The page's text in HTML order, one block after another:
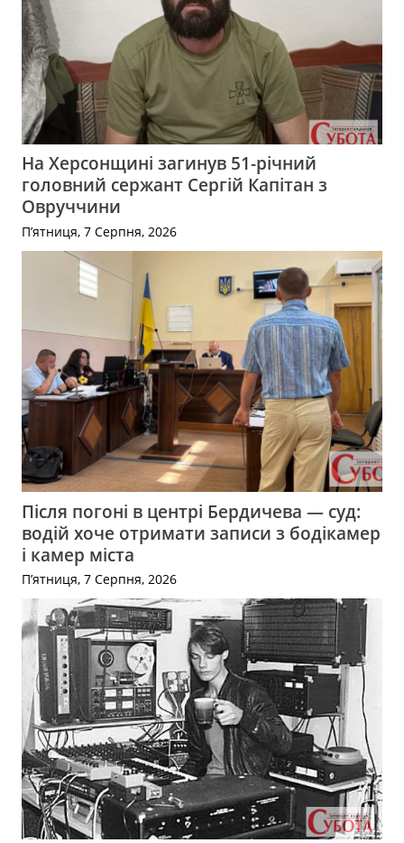
На Херсонщині загинув 51-річний
головний сержант Сергій Капітан з
Овруччини
П’ятниця, 7 Серпня, 2026
Після погоні в центрі Бердичева — суд:
водій хоче отримати записи з бодікамер
і камер міста
П’ятниця, 7 Серпня, 2026